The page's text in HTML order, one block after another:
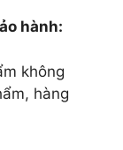
hành:
không
hàng